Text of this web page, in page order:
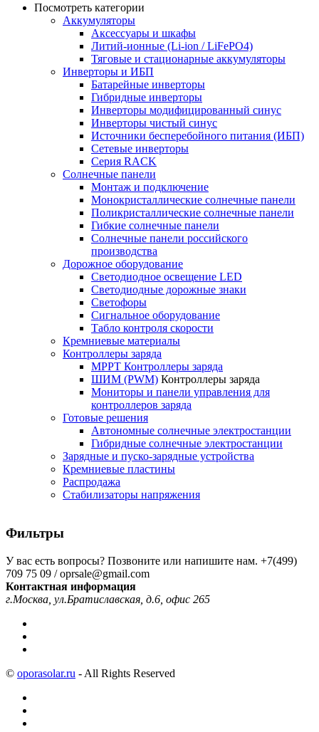
Посмотреть категории
Аккумуляторы
Аксессуары и шкафы
Литий-ионные (Li-ion / LiFePO4)
Тяговые и стационарные аккумуляторы
Инверторы и ИБП
Батарейные инверторы
Гибридные инверторы
Инверторы модифицированный синус
Инверторы чистый синус
Источники бесперебойного питания (ИБП)
Сетевые инверторы
Серия RACK
Солнечные панели
Монтаж и подключение
Монокристаллические солнечные панели
Поликристаллические солнечные панели
Гибкие солнечные панели
Солнечные панели российского
производства
Дорожное оборудование
Светодиодное освещение LED
Светодиодные дорожные знаки
Светофоры
Сигнальное оборудование
Табло контроля скорости
Кремниевые материалы
Контроллеры заряда
MPPT Контроллеры заряда
ШИМ (PWM) Контроллеры заряда
Мониторы и панели управления для
контроллеров заряда
Готовые решения
Автономные солнечные электростанции
Гибридные солнечные электростанции
Зарядные и пуско-зарядные устройства
Кремниевые пластины
Распродажа
Стабилизаторы напряжения
Фильтры
У вас есть вопросы? Позвоните или напишите нам. +7(499)
709 75 09 / oprsale@gmail.com
Контактная информация
г.Москва, ул.Братиславская, д.6, офис 265
© oporasolar.ru - All Rights Reserved